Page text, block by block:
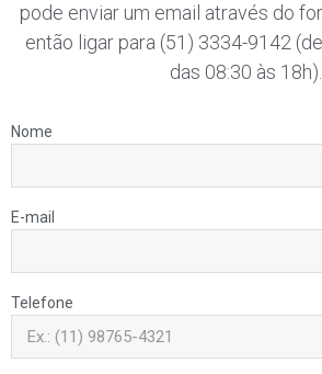
pode enviar um email através do
então ligar para (51) 3334-9142
das 08:30 às 18h).
Nome
E-mail
Telefone